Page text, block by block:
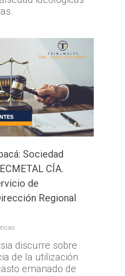
Sociedad
CÍA.
de
Regional
discurre sobre
de la utilización
emanado de